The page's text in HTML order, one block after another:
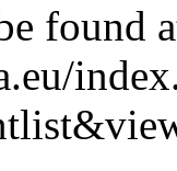
found